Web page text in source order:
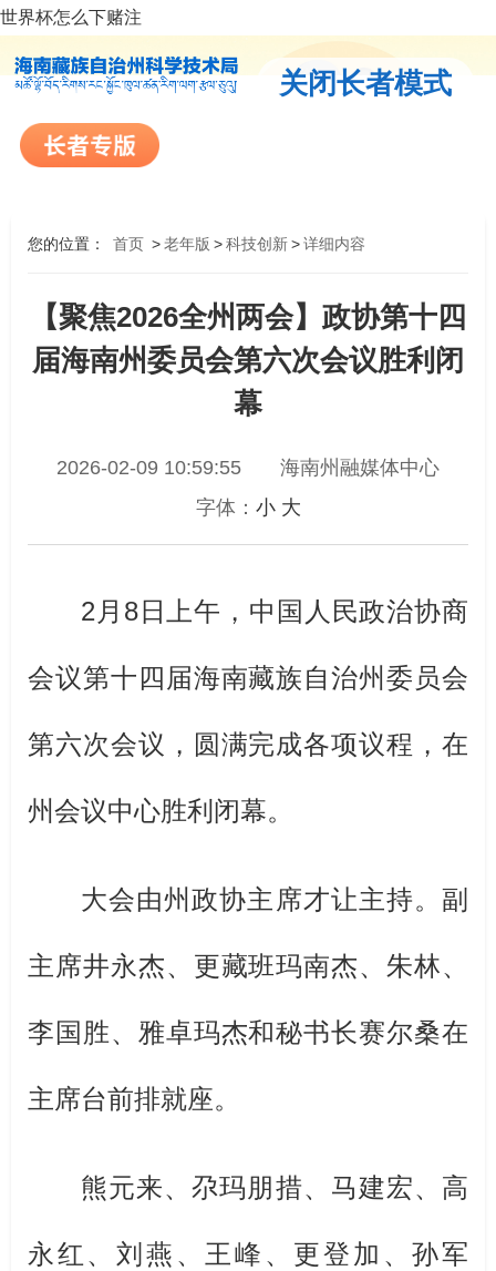
世界杯怎么下赌注
关闭长者模式
您的位置： 首页 >老年版 >科技创新>详细内容
【聚焦2026全州两会】政协第十四
届海南州委员会第六次会议胜利闭
幕
2026-02-09 10:59:55
海南州融媒体中心
字体： 小 大
2 月 8日上午，中国人民政治协商
会议第十四届海南藏族自治州委员会
第六次会议，圆满完成各项议程，在
州会议中心胜利闭幕。
大会由州政协主席才让主持。副
主席井永杰、更藏班玛南杰、朱林、
李国胜、雅卓玛杰和秘书长赛尔桑在
主席台前排就座。
熊元来、尕玛朋措、马建宏、高
永红、刘燕、王峰、更登加、孙军